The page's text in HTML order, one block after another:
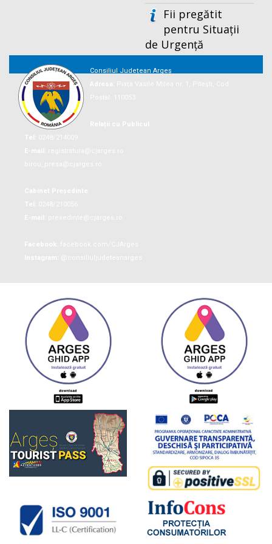
Fii pregătit
pentru Situații
de Urgență
Consiliul Județean Argeș